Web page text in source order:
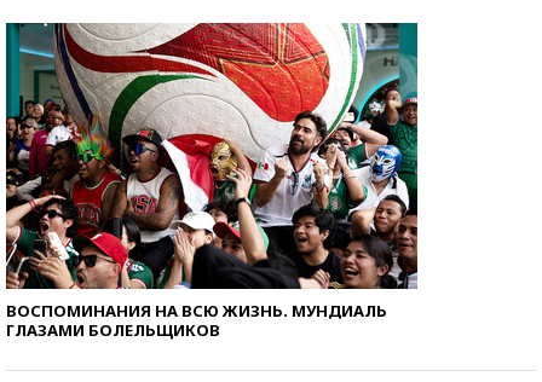
ВОСПОМИНАНИЯ НА ВСЮ ЖИЗНЬ. МУНДИАЛЬ
ГЛАЗАМИ БОЛЕЛЬЩИКОВ